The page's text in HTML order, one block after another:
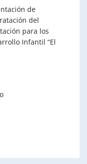
de
del
para los
Infantil “El